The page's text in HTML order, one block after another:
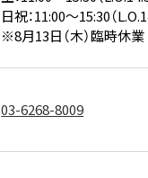
日祝：11:00～15:30（
※8月13日（木）臨時休業
03-6268-8009